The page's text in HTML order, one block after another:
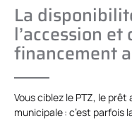
La
l’accession
financement
Vous ciblez le PTZ, le
municipale : c’est parfois